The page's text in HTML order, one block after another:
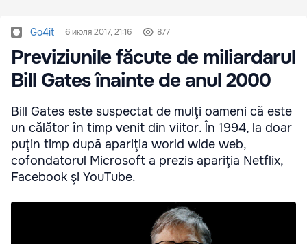
Go4it 6 июля 2017, 21:16 877
Previziunile făcute de miliardarul
Bill Gates înainte de anul 2000
Bill Gates este suspectat de mulţi oameni că este
un călător în timp venit din viitor. În 1994, la doar
puţin timp după apariţia world wide web,
cofondatorul Microsoft a prezis apariţia Netflix,
Facebook şi YouTube.